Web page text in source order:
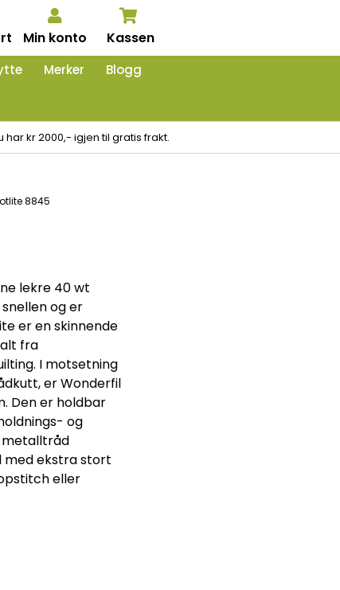
Min konto Kassen
Merker Blogg
har kr 2000,- igjen til gratis frakt.
8845
lekre 40 wt
og er
er en skinnende
fra
I motsetning
er Wonderfil
Den er holdbar
og
metalltråd
med ekstra stort
eller